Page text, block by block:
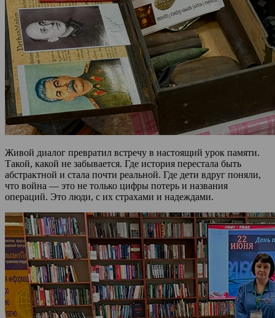
Живой диалог превратил встречу в настоящий урок памяти.
Такой, какой не забывается. Где история перестала быть
абстрактной и стала почти реальной. Где дети вдруг поняли,
что война — это не только цифры потерь и названия
операций. Это люди, с их страхами и надеждами.